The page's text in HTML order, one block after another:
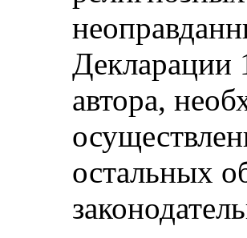
Декларации
автора,
остальных